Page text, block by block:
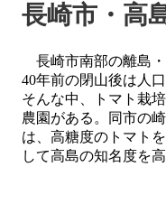
長崎市・高
長崎市南部の離島・
40年前の閉山後は人
そんな中、トマト栽
農園がある。同市の
は、高糖度のトマト
して高島の知名度を